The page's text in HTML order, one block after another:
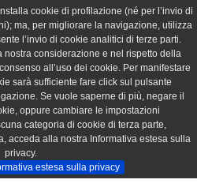
cookie di profilazione (né per l’invio di
ma, per migliorare la navigazione, utilizza
l’invio di cookie analitici di terze parti.
considerazione e nel rispetto della
all’uso dei cookie. Per manifestare
sarà sufficiente fare click sul pulsante
Se vuole saperne di più, negare il
oppure cambiare le impostazioni
categoria di cookie di terza parte,
acceda alla nostra Informativa estesa sulla
privacy.
estesa sulla privacy